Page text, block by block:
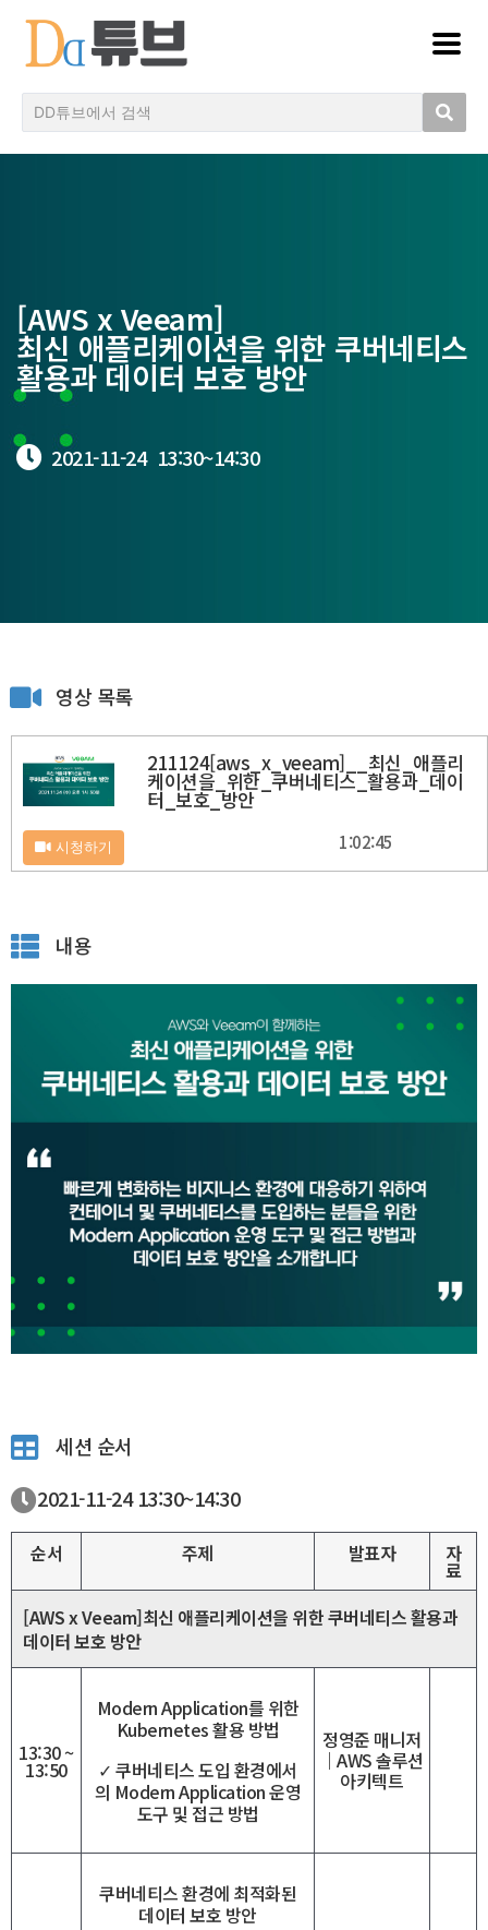
[AWS x Veeam]
최신 애플리케이션을 위한 쿠버네티스
활용과 데이터 보호 방안
2021-11-24 13:30~14:30
영상 목록
211124[aws_x_veeam]__최신_애플리
케이션을_위한_쿠버네티스_활용과_데이
터_보호_방안
시청하기 1:02:45
내용
세션 순서
2021-11-2413:30~14:30
순서 주제 발표자 자
료
[AWS x Veeam]최신 애플리케이션을 위한 쿠버네티스 활용과
데이터 보호 방안
13:30 ~
13:50
Modern Application를 위한
Kubernetes 활용 방법
✓ 쿠버네티스 도입 환경에서
의 Modern Application 운영
도구 및 접근 방법
정영준 매니저
｜AWS 솔루션
아키텍트
쿠버네티스 환경에 최적화된
데이터 보호 방안